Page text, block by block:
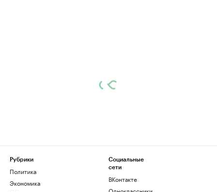
Рубрики
Политика
Экономика
Социальные
сети
ВКонтакте